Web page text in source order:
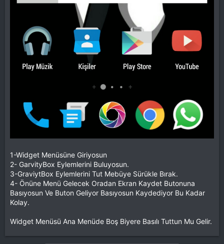
1-Widget Menüsüne Giriyosun
2- GarvityBox Eylemlerini Buluyosun.
3-GraviytBox Eylemlerini Tut Mebüye Sürükle Bırak.
4- Önüne Menü Gelecek Oradan Ekran Kaydet Butonuna
Basıyosun Ve Buton Geliyor Basıyosun Kaydediyor Bu Kadar
Kolay.
Widget Menüsü Ana Menüde Boş Biyere Basılı Tuttun Mu Gelir.